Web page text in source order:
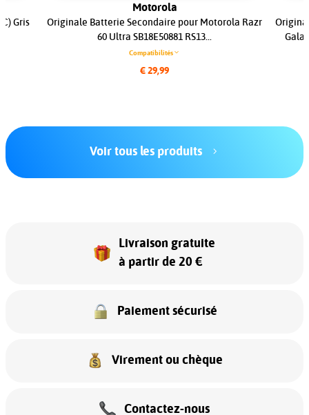
Gris
Motorola
Originale Batterie Secondaire pour Motorola Razr
60 Ultra SB18E50881 RS13...
Compatibilités
€ 29,99
Voir tous les produits
Livraison gratuite
à partir de 20 €
Paiement sécurisé
Virement ou chèque
Contactez-nous